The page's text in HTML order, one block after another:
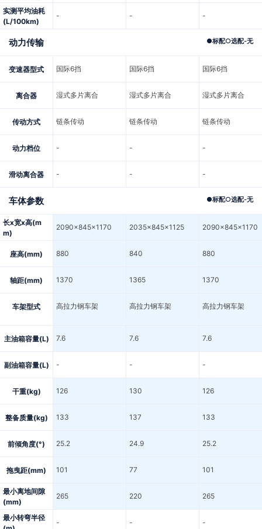
实测平均油耗
(L/100km)
- - -
动力传输 ●标配○选配-无
变速器型式 国际6挡 国际6挡 国际6挡
离合器 湿式多片离合 湿式多片离合 湿式多片离合
传动方式 链条传动 链条传动 链条传动
动力档位 - - -
滑动离合器 - - -
车体参数 ●标配○选配-无
长x宽x高(m
m)
2090x845x1170 2035x845x1125 2090x845x1170
座高(mm) 880 840 880
轴距(mm) 1370 1365 1370
车架型式 高拉力钢车架 高拉力钢车架 高拉力钢车架
主油箱容量(L) 7.6 7.6 7.6
副油箱容量(L) - - -
干重(kg) 126 130 126
整备质量(kg) 133 137 133
前倾角度(°) 25.2 24.9 25.2
拖曳距(mm) 101 77 101
最小离地间隙
(mm)
265 220 265
最小转弯半径
- - -